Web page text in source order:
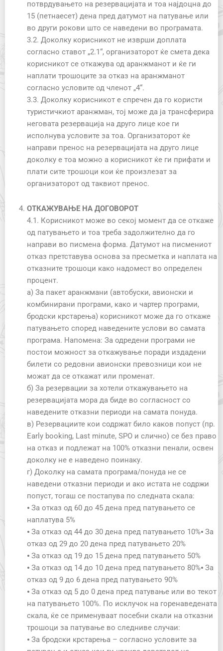
потврдувањето на резервацијата и тоа најдоцна до
15 (петнаесет) дена пред датумот на патување или
во други рокови што се наведени во програмата.
3.2. Доколку корисникот не изврши доплата
согласно ставот „2.1“, организаторот ќе смета дека
корисникот се откажува од аранжманот и ќе ги
наплати трошоците за отказ на аранжманот
согласно условите од членот „4“.
3.3. Доколку корисникот е спречен да го користи
туристичкиот аранжман, тој може да ја трансферира
неговата резервација на друго лице кое ги
исполнува условите за тоа. Организаторот ќе
направи пренос на резервацијата на друго лице
доколку е тоа можно а корисникот ќе ги прифати и
плати сите трошоци кои ќе произлезат за
организаторот од таквиот пренос.
ОТКАЖУВАЊЕ НА ДОГОВОРОТ
4.1. Корисникот може во секој момент да се откаже
од патувањето и тоа треба задолжително да го
направи во писмена форма. Датумот на писмениот
отказ претставува основа за пресметка и наплата на
отказните трошоци како надомест во определен
процент.
а) За пакет аранжмани (автобуски, авионски и
комбинирани програми, како и чартер програми,
бродски крстарења) корисникот може да го откаже
патувањето според наведените услови во самата
програма. Напомена: За одредени програми не
постои можност за откажување поради издадени
билети со редовни авионски превозници кои не
можат да се откажат или променат.
б) За резервации за хотели откажувањето на
резервацијата мора да биде во согласност со
наведените отказни периоди на самата понуда.
в) Резервациите кои содржат било каков попуст (пр.
Early booking, Last minute, SPO и слично) се без право
на отказ и подлежат на 100% отказни пенали, освен
доколку не е наведено поинаку.
г) Доколку на самата програма/понуда не се
наведени отказни периоди и ако истата не содржи
попуст, тогаш се постапува по следната скала:
⦁ За отказ од 60 до 45 дена пред патувањето се
наплатува 5%
⦁ За отказ од 44 до 30 дена пред патувањето 10%⦁ За
отказ од 29 до 20 дена пред патувањето 20%
⦁ За отказ од 19 до 15 дена пред патувањето 50%
⦁ За отказ од 14 до 10 дена пред патувањето 80%⦁ За
отказ од 9 до 6 дена пред патувањето 90%
⦁ За отказ од 5 до 0 дена пред патување или во текот
на патувањето 100%. По исклучок на горенаведената
скала, ќе се применуваат посебни скали на отказни
трошоци за патување во следниве случаи:
⦁ За бродски крстарења – согласно условите за